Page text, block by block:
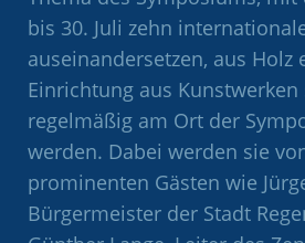
bis 30. Juli zehn
auseinandersetzen, aus Holz
Einrichtung aus
regelmäßig am Ort der
werden. Dabei werden sie
prominenten Gästen wie
Bürgermeister der Stadt